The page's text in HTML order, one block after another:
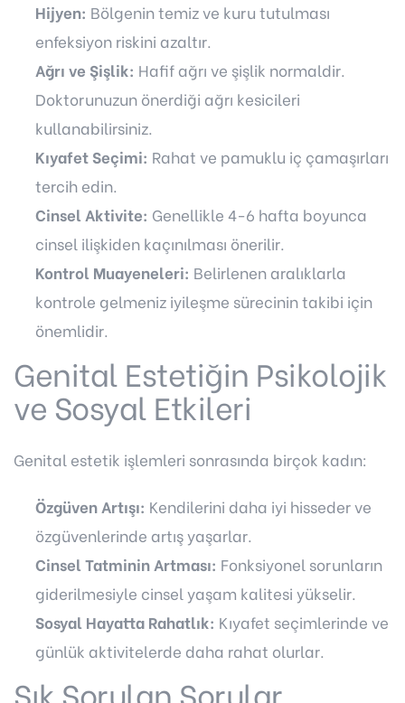
Hijyen: Bölgenin temiz ve kuru tutulması
enfeksiyon riskini azaltır.
Ağrı ve Şişlik: Hafif ağrı ve şişlik normaldir.
Doktorunuzun önerdiği ağrı kesicileri
kullanabilirsiniz.
Kıyafet Seçimi: Rahat ve pamuklu iç çamaşırları
tercih edin.
Cinsel Aktivite: Genellikle 4-6 hafta boyunca
cinsel ilişkiden kaçınılması önerilir.
Kontrol Muayeneleri: Belirlenen aralıklarla
kontrole gelmeniz iyileşme sürecinin takibi için
önemlidir.
Genital Estetiğin Psikolojik
ve Sosyal Etkileri
Genital estetik işlemleri sonrasında birçok kadın:
Özgüven Artışı: Kendilerini daha iyi hisseder ve
özgüvenlerinde artış yaşarlar.
Cinsel Tatminin Artması: Fonksiyonel sorunların
giderilmesiyle cinsel yaşam kalitesi yükselir.
Sosyal Hayatta Rahatlık: Kıyafet seçimlerinde ve
günlük aktivitelerde daha rahat olurlar.
Sık Sorulan Sorular